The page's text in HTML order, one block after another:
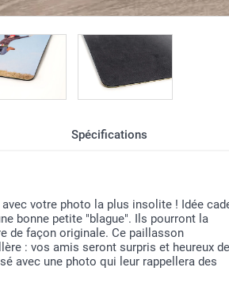
Spécifications
votre photo la plus insolite ! Idée
bonne petite "blague". Ils pourront la
de façon originale. Ce paillasson
: vos amis seront surpris et heureux de
avec une photo qui leur rappellera des